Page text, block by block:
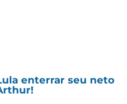
enterrar seu neto